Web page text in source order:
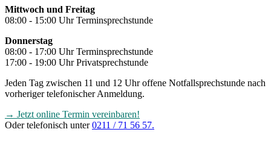
Mittwoch und Freitag
08:00 - 15:00 Uhr Terminsprechstunde
Donnerstag
08:00 - 17:00 Uhr Terminsprechstunde
17:00 - 19:00 Uhr Privatsprechstunde
Jeden Tag zwischen 11 und 12 Uhr offene Notfallsprechstunde nach
vorheriger telefonischer Anmeldung.
→ Jetzt online Termin vereinbaren!
Oder telefonisch unter0211 / 71 56 57.